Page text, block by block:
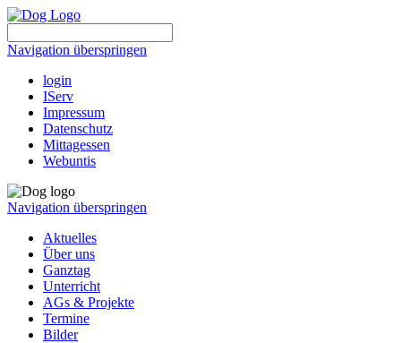
Navigation überspringen
login
IServ
Impressum
Datenschutz
Mittagessen
Webuntis
Navigation überspringen
Aktuelles
Über uns
Ganztag
Unterricht
AGs & Projekte
Termine
Bilder